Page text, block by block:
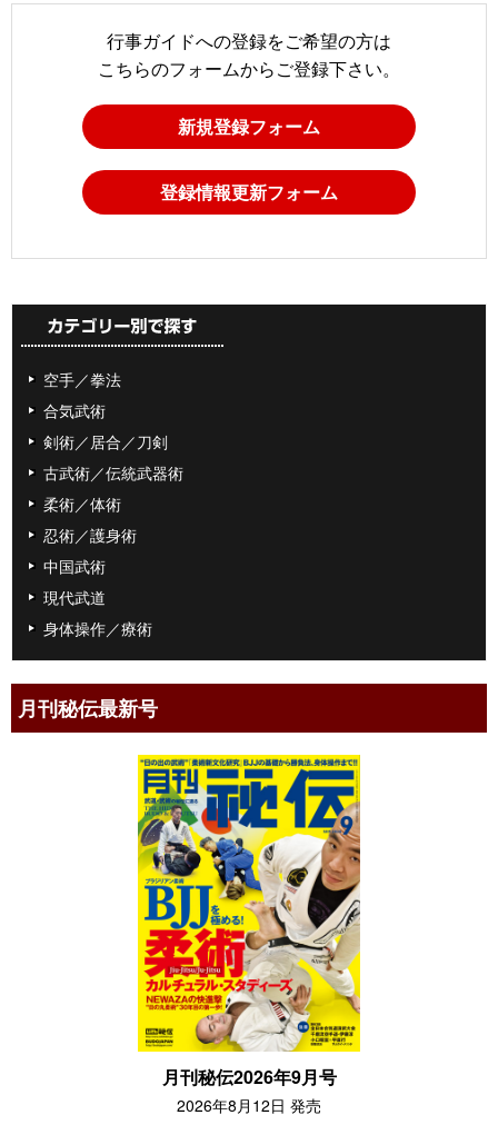
行事ガイドへの登録をご希望の方は
こちらのフォームからご登録下さい。
新規登録フォーム
登録情報更新フォーム
空手／拳法
合気武術
剣術／居合／刀剣
古武術／伝統武器術
柔術／体術
忍術／護身術
中国武術
現代武道
身体操作／療術
月刊秘伝最新号
月刊秘伝2026年9月号
2026年8月12日 発売